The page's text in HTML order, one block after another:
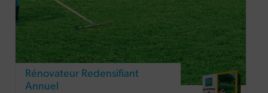
Rénovateur Redensifiant
Annuel